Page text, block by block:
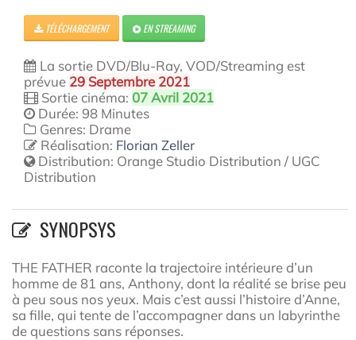
TÉLÉCHARGEMENT EN STREAMING
La sortie DVD/Blu-Ray, VOD/Streaming est
prévue 29 Septembre 2021
Sortie cinéma: 07 Avril 2021
Durée: 98 Minutes
Genres: Drame
Réalisation: Florian Zeller
Distribution: Orange Studio Distribution / UGC
Distribution
SYNOPSYS
THE FATHER raconte la trajectoire intérieure d’un
homme de 81 ans, Anthony, dont la réalité se brise peu
à peu sous nos yeux. Mais c’est aussi l’histoire d’Anne,
sa fille, qui tente de l’accompagner dans un labyrinthe
de questions sans réponses.